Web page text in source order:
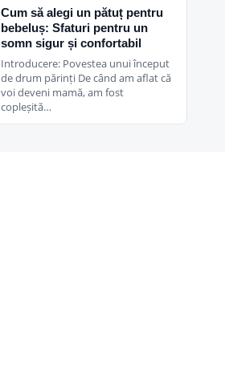
Cum să alegi un pătuț pentru
bebeluș: Sfaturi pentru un
somn sigur și confortabil
Introducere: Povestea unui început
de drum părinți De când am aflat că
voi deveni mamă, am fost
copleșită…